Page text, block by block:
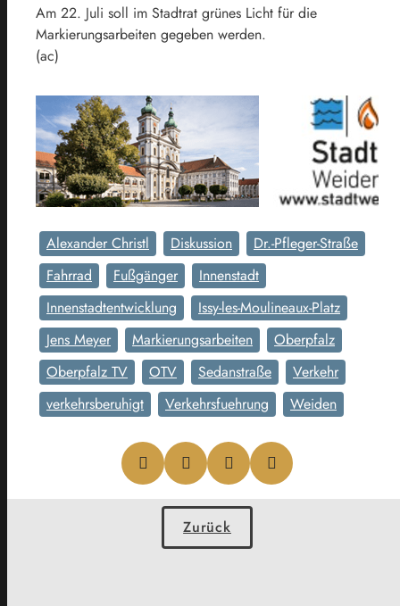
Am 22. Juli soll im Stadtrat grünes Licht für die
Markierungsarbeiten gegeben werden.
(ac)
Alexander Christl Diskussion
Dr.-Pfleger-Straße
Fahrrad
Fußgänger
Innenstadt
Innenstadtentwicklung
Issy-les-Moulineaux-Platz
Jens Meyer
Markierungsarbeiten
Oberpfalz
Oberpfalz TV
OTV Sedanstraße
Verkehr
verkehrsberuhigt
Verkehrsfuehrung Weiden
Zurück